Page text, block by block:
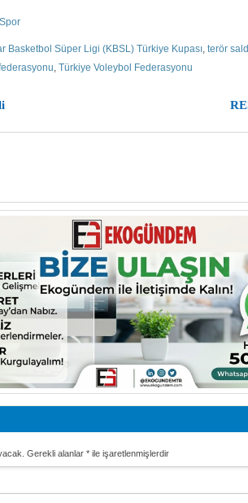
Spor
Basketbol Süper Ligi (KBSL) Türkiye Kupası terör
Türkiye Voleybol Federasyonu
Gerekli alanlar * ile işaretlenmişlerdir